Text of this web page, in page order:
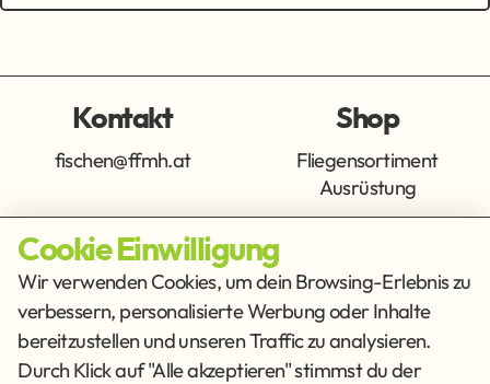
Kontakt
fischen@ffmh.at
Shop
Fliegensortiment
Ausrüstung
Info
Impressum
Datenschutz
AGB
Get Social
Cookie Einwilligung
Wir verwenden Cookies, um dein Browsing-Erlebnis zu
verbessern, personalisierte Werbung oder Inhalte
bereitzustellen und unseren Traffic zu analysieren.
Durch Klick auf "Alle akzeptieren" stimmst du der